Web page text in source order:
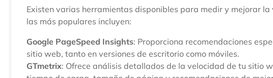
Existen varias herramientas disponibles para medir y mejorar
las más populares incluyen:
Google PageSpeed Insights: Proporciona recomendaciones
sitio web, tanto en versiones de escritorio como móviles.
GTmetrix: Ofrece análisis detallados de la velocidad de tu sitio